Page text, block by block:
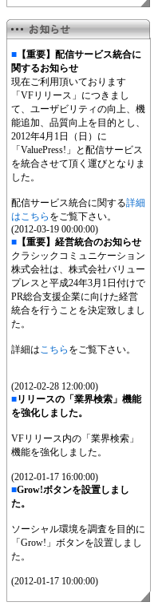
■ 【重要】配信サービス統合に
関するお知らせ
現在ご利用頂いております
「VFリリース」につきまし
て、ユーザビリティの向上、機
能追加、品質向上を目的とし、
2012年4月1日（日）に
「ValuePress!」と配信サービス
を統合させて頂く運びとなりま
した。
配信サービス統合に関する詳細
はこちら をご覧下さい。
(2012-03-19 00:00:00)
■ 【重要】経営統合のお知らせ
クラシックコミュニケーション
株式会社は、株式会社バリュー
プレスと平成24年3月1日付けで
PR総合支援企業に向けた経営
統合を行うことを決定致しまし
た。
詳細はこちら をご覧下さい。
(2012-02-28 12:00:00)
■リリースの「業界検索」機能
を強化しました。
VFリリース内の「業界検索」
機能を強化しました。
(2012-01-17 16:00:00)
■Grow!ボタンを設置しまし
た。
ソーシャル環境を調査を目的に
「Grow!」ボタンを設置しまし
た。
(2012-01-17 10:00:00)